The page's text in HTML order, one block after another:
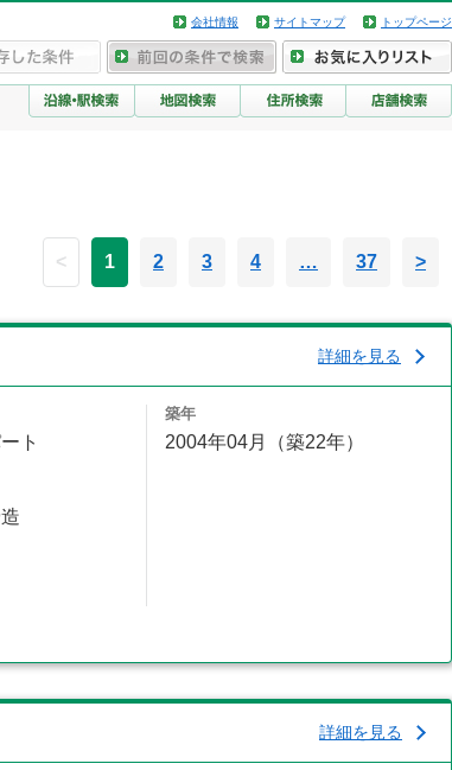
会社情報 サイトマップ トップページ
< 1 2 3 4 … 37 >
詳細を見る
ト
築年
2004年04月（築22年）
詳細を見る